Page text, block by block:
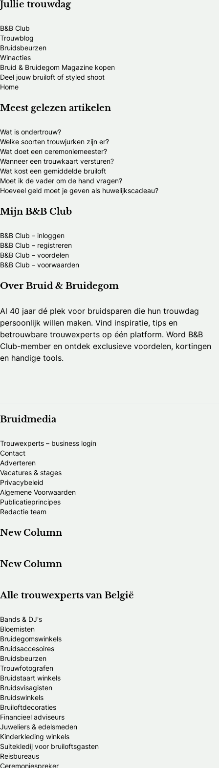
Jullie trouwdag
B&B Club
Trouwblog
Bruidsbeurzen
Winacties
Bruid & Bruidegom Magazine kopen
Deel jouw bruiloft of styled shoot
Home
Meest gelezen artikelen
Wat is ondertrouw?
Welke soorten trouwjurken zijn er?
Wat doet een ceremoniemeester?
Wanneer een trouwkaart versturen?
Wat kost een gemiddelde bruiloft
Moet ik de vader om de hand vragen?
Hoeveel geld moet je geven als huwelijkscadeau?
Mijn B&B Club
B&B Club – inloggen
B&B Club – registreren
B&B Club – voordelen
B&B Club – voorwaarden
Over Bruid & Bruidegom
Al 40 jaar dé plek voor bruidsparen die hun trouwdag
persoonlijk willen maken. Vind inspiratie, tips en
betrouwbare trouwexperts op één platform. Word B&B
Club-member en ontdek exclusieve voordelen, kortingen
en handige tools.
Bruidmedia
Trouwexperts – business login
Contact
Adverteren
Vacatures & stages
Privacybeleid
Algemene Voorwaarden
Publicatieprincipes
Redactie team
New Column
New Column
Alle trouwexperts van België
Bands & DJ's
Bloemisten
Bruidegomswinkels
Bruidsaccesoires
Bruidsbeurzen
Trouwfotografen
Bruidstaart winkels
Bruidsvisagisten
Bruidswinkels
Bruiloftdecoraties
Financieel adviseurs
Juweliers & edelsmeden
Kinderkleding winkels
Suitekledij voor bruiloftsgasten
Reisbureaus
Ceremoniespreker